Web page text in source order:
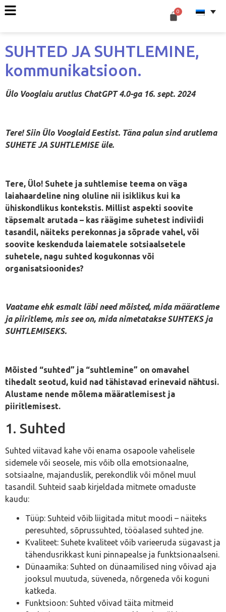
SUHTED JA SUHTLEMINE,
kommunikatsioon.
Ülo Vooglaiu arutlus ChatGPT 4.0-ga 16. sept. 2024
Tere! Siin Ülo Vooglaid Eestist. Täna palun sind arutlema
SUHETE JA SUHTLEMISE üle.
Tere, Ülo! Suhete ja suhtlemise teema on väga
laiahaardeline ning oluline nii isiklikus kui ka
ühiskondlikus kontekstis. Millist aspekti soovite
täpsemalt arutada – kas räägime suhetest indiviidi
tasandil, näiteks perekonnas ja sõprade vahel, või
soovite keskenduda laiematele sotsiaalsetele
suhetele, nagu suhted kogukonnas või
organisatsioonides?
Vaatame ehk esmalt läbi need mõisted, mida määratleme
ja piiritleme, mis see on, mida nimetatakse SUHTEKS ja
SUHTLEMISEKS.
Mõisted “suhted” ja “suhtlemine” on omavahel
tihedalt seotud, kuid nad tähistavad erinevaid nähtusi.
Alustame nende mõlema määratlemisest ja
piiritlemisest.
1. Suhted
Suhted viitavad kahe või enama osapoole vahelisele
sidemele või seosele, mis võib olla emotsionaalne,
sotsiaalne, majanduslik, perekondlik või mõnel muul
tasandil. Suhteid saab kirjeldada mitmete omaduste
kaudu:
Tüüp: Suhteid võib liigitada mitut moodi – näiteks
peresuhted, sõprussuhted, tööalased suhted jne.
Kvaliteet: Suhete kvaliteet võib varieeruda sügavast ja
tähendusrikkast kuni pinnapealse ja funktsionaalseni.
Dünaamika: Suhted on dünaamilised ning võivad aja
jooksul muutuda, süveneda, nõrgeneda või koguni
katkeda.
Funktsioon: Suhted võivad täita mitmeid